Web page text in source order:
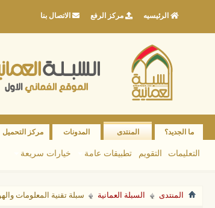
الرئيسيه مركز الرفع الاتصال بنا
ما الجديد؟ المنتدى
التعليمات التقويم تطبيقات عامة خيارات سريعة
المدونات مركز التحميل
المنتدى السبلة العمانية سبلة تقنية المعلومات